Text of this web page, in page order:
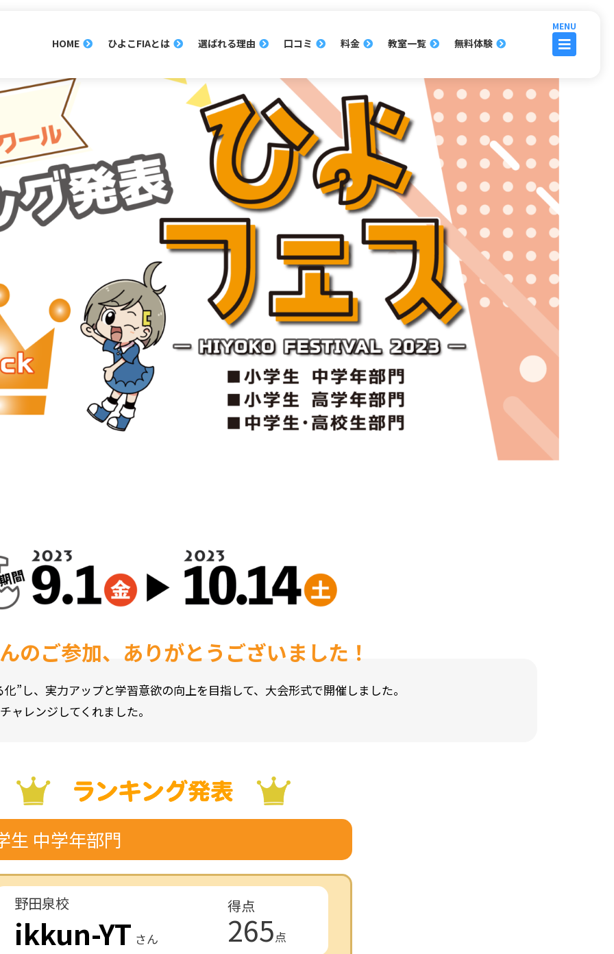
HOME ひよこFIAとは 選ばれる理由 口コミ 料金 教室一覧 無料体験
のご参加、 ありがとうございました！
”し、実力アップと学習意欲の向上を目指して、大会形式で開催しました。
ャレンジしてくれました。
生 中学年部門
野田泉校
ikkun-YT さん
得点
265点